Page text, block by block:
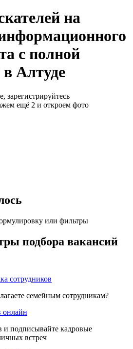
на
с полной
Алтуде
зарегистрируйтесь
ещё 2 и откроем фото
или фильтры
подбора вакансий
сотрудников
семейным сотрудникам?
онлайн
и подписывайте кадровые
встреч